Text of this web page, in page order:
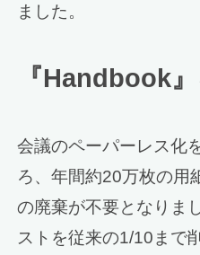
ました。
『Handbook
会議のペーパーレス化
ろ、年間約20万枚の用
の廃棄が不要となりま
ストを従来の1/10まで